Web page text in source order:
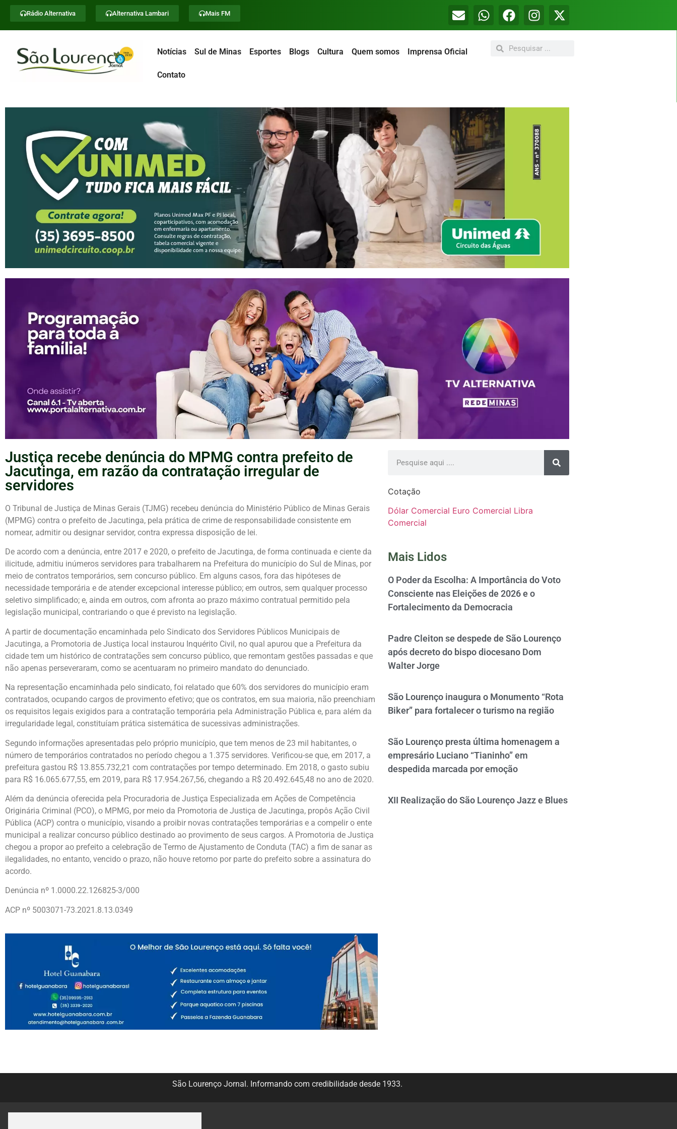
Rádio Alternativa Alternativa Lambari Mais FM
Notícias Sul de Minas Esportes Blogs Cultura Quem somos Imprensa Oficial
Contato
Justiça recebe denúncia do MPMG contra prefeito de
Jacutinga, em razão da contratação irregular de
servidores
O Tribunal de Justiça de Minas Gerais (TJMG) recebeu denúncia do Ministério Público de Minas Gerais
(MPMG) contra o prefeito de Jacutinga, pela prática de crime de responsabilidade consistente em
nomear, admitir ou designar servidor, contra expressa disposição de lei.
De acordo com a denúncia, entre 2017 e 2020, o prefeito de Jacutinga, de forma continuada e ciente da
ilicitude, admitiu inúmeros servidores para trabalharem na Prefeitura do município do Sul de Minas, por
meio de contratos temporários, sem concurso público. Em alguns casos, fora das hipóteses de
necessidade temporária e de atender excepcional interesse público; em outros, sem qualquer processo
seletivo simplificado; e, ainda em outros, com afronta ao prazo máximo contratual permitido pela
legislação municipal, contrariando o que é previsto na legislação.
A partir de documentação encaminhada pelo Sindicato dos Servidores Públicos Municipais de
Jacutinga, a Promotoria de Justiça local instaurou Inquérito Civil, no qual apurou que a Prefeitura da
cidade tem um histórico de contratações sem concurso público, que remontam gestões passadas e que
não apenas perseveraram, como se acentuaram no primeiro mandato do denunciado.
Na representação encaminhada pelo sindicato, foi relatado que 60% dos servidores do município eram
contratados, ocupando cargos de provimento efetivo; que os contratos, em sua maioria, não preenchiam
os requisitos legais exigidos para a contratação temporária pela Administração Pública e, para além da
irregularidade legal, constituíam prática sistemática de sucessivas administrações.
Segundo informações apresentadas pelo próprio município, que tem menos de 23 mil habitantes, o
número de temporários contratados no período chegou a 1.375 servidores. Verificou-se que, em 2017, a
prefeitura gastou R$ 13.855.732,21 com contratações por tempo determinado. Em 2018, o gasto subiu
para R$ 16.065.677,55, em 2019, para R$ 17.954.267,56, chegando a R$ 20.492.645,48 no ano de 2020.
Além da denúncia oferecida pela Procuradoria de Justiça Especializada em Ações de Competência
Originária Criminal (PCO), o MPMG, por meio da Promotoria de Justiça de Jacutinga, propôs Ação Civil
Pública (ACP) contra o município, visando a proibir novas contratações temporárias e a compelir o ente
municipal a realizar concurso público destinado ao provimento de seus cargos. A Promotoria de Justiça
chegou a propor ao prefeito a celebração de Termo de Ajustamento de Conduta (TAC) a fim de sanar as
ilegalidades, no entanto, vencido o prazo, não houve retorno por parte do prefeito sobre a assinatura do
acordo.
Denúncia nº 1.0000.22.126825-3/000
ACP nº 5003071-73.2021.8.13.0349
Cotação
Dólar Comercial Euro Comercial Libra
Comercial
Mais Lidos
O Poder da Escolha: A Importância do Voto
Consciente nas Eleições de 2026 e o
Fortalecimento da Democracia
Padre Cleiton se despede de São Lourenço
após decreto do bispo diocesano Dom
Walter Jorge
São Lourenço inaugura o Monumento “Rota
Biker” para fortalecer o turismo na região
São Lourenço presta última homenagem a
empresário Luciano “Tianinho” em
despedida marcada por emoção
XII Realização do São Lourenço Jazz e Blues
São Lourenço Jornal. Informando com credibilidade desde 1933.